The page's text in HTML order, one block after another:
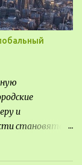
и
становятся